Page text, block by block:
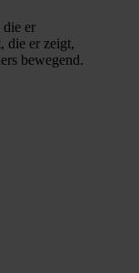
die er
die er zeigt,
bewegend.